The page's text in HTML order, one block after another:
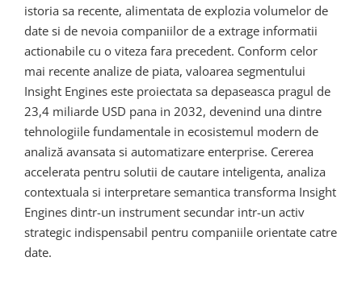
istoria sa recente, alimentata de explozia volumelor de
date si de nevoia companiilor de a extrage informatii
actionabile cu o viteza fara precedent. Conform celor
mai recente analize de piata, valoarea segmentului
Insight Engines este proiectata sa depaseasca pragul de
23,4 miliarde USD pana in 2032, devenind una dintre
tehnologiile fundamentale in ecosistemul modern de
analiză avansata si automatizare enterprise. Cererea
accelerata pentru solutii de cautare inteligenta, analiza
contextuala si interpretare semantica transforma Insight
Engines dintr-un instrument secundar intr-un activ
strategic indispensabil pentru companiile orientate catre
date.